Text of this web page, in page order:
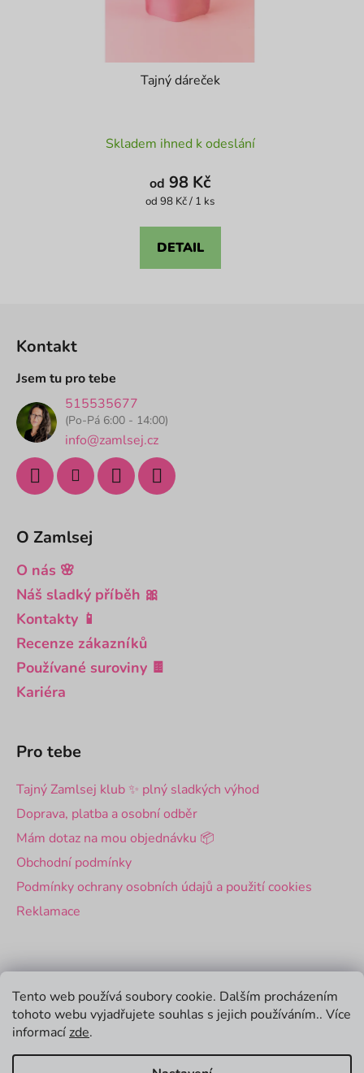
Tento web používá soubory cookie. Dalším procházením
tohoto webu vyjadřujete souhlas s jejich používáním.. Více
informací zde.
Tajný dáreček
hodnocení
produktu
je
z
Skladem ihned k odeslání
od 98 Kč
Měrná
od 98 Kč / 1 ks
DETAIL
Kontakt
Jsem tu pro tebe
515535677
(Po-Pá 6:00 - 14:00)
info@zamlsej.cz
O Zamlsej
O nás 🌸
Náš sladký příběh 🎀
Kontakty 📱
Recenze zákazníků
Používané suroviny 🍫
Kariéra
Pro tebe
Tajný Zamlsej klub ✨ plný sladkých výhod
Doprava, platba a osobní odběr
Mám dotaz na mou objednávku 📦
Obchodní podmínky
Podmínky ochrany osobních údajů a použití cookies
Reklamace
Velkoobchod
Firemní dárky